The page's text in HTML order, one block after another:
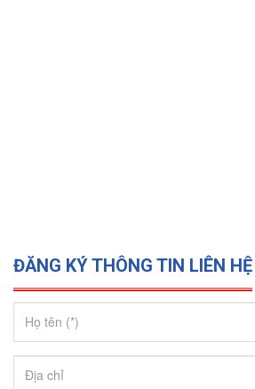
ĐĂNG KÝ THÔNG TIN LIÊN HỆ